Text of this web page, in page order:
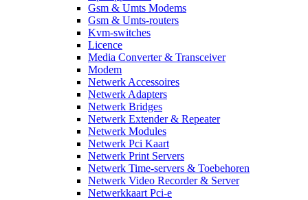
Gsm & Umts Modems
Gsm & Umts-routers
Kvm-switches
Licence
Media Converter & Transceiver
Modem
Netwerk Accessoires
Netwerk Adapters
Netwerk Bridges
Netwerk Extender & Repeater
Netwerk Modules
Netwerk Pci Kaart
Netwerk Print Servers
Netwerk Time-servers & Toebehoren
Netwerk Video Recorder & Server
Netwerkkaart Pci-e